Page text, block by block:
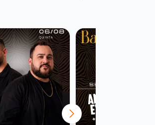
Pablo e Patrick + Dj Kima
Veja mais sobre